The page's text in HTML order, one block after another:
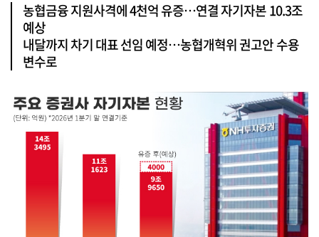
농협금융 지원사격에 4천억 유증…연결 자기자본 10.3조
예상
내달까지 차기 대표 선임 예정…농협개혁위 권고안 수용
변수로